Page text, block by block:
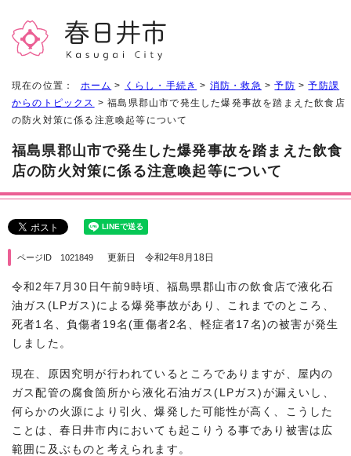
現在の位置： ホーム > くらし・手続き > 消防・救急 >予防 >予防課
からのトピックス > 福島県郡山市で発生した爆発事故を踏まえた飲食店
の防火対策に係る注意喚起等について
福島県郡山市で発生した爆発事故を踏まえた飲食
店の防火対策に係る注意喚起等について
ページID 1021849 更新日 令和2年8月18日
令和2年7月30日午前9時頃、福島県郡山市の飲食店で液化石
油ガス(LPガス)による爆発事故があり、これまでのところ、
死者1名、負傷者19名(重傷者2名、軽症者17名)の被害が発生
しました。
現在、原因究明が行われているところでありますが、屋内の
ガス配管の腐食箇所から液化石油ガス(LPガス)が漏えいし、
何らかの火源により引火、爆発した可能性が高く、こうした
ことは、春日井市内においても起こりうる事であり被害は広
範囲に及ぶものと考えられます。